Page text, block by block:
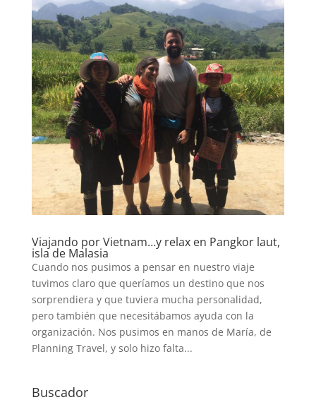
Viajando por Vietnam…y relax en Pangkor laut,
isla de Malasia
Cuando nos pusimos a pensar en nuestro viaje
tuvimos claro que queríamos un destino que nos
sorprendiera y que tuviera mucha personalidad,
pero también que necesitábamos ayuda con la
organización. Nos pusimos en manos de María, de
Planning Travel, y solo hizo falta...
Buscador